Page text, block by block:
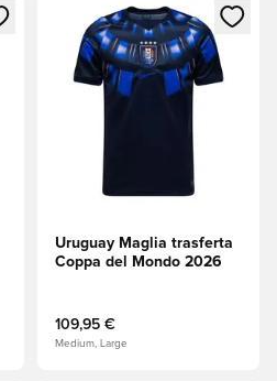
per accedere o registrarsi come
Apre una finestra modale
Uruguay Maglia trasferta
Coppa del Mondo 2026
109,95 €
Medium, Large